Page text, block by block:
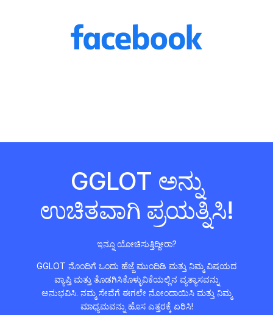
GGLOT ಅನ್ನು
ಉಚಿತವಾಗಿ ಪ್ರಯತ್ನಿಸಿ!
ಇನ್ನೂ ಯೋಚಿಸುತ್ತಿದ್ದೀರಾ?
GGLOT ನೊಂದಿಗೆ ಒಂದು ಹೆಜ್ಜೆ ಮುಂದಿಡಿ ಮತ್ತು ನಿಮ್ಮ ವಿಷಯದ
ವ್ಯಾಪ್ತಿ ಮತ್ತು ತೊಡಗಿಸಿಕೊಳ್ಳುವಿಕೆಯಲ್ಲಿನ ವ್ಯತ್ಯಾಸವನ್ನು
ಅನುಭವಿಸಿ. ನಮ್ಮ ಸೇವೆಗೆ ಈಗಲೇ ನೋಂದಾಯಿಸಿ ಮತ್ತು ನಿಮ್ಮ
ಮಾಧ್ಯಮವನ್ನು ಹೊಸ ಎತ್ತರಕ್ಕೆ ಏರಿಸಿ!